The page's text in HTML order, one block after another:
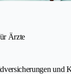
Ärzte
und